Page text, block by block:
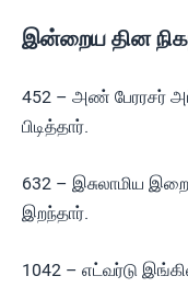
இன்றைய தின
452 – அண் பேரரசர்
பிடித்தார்.
632 – இசுலாமிய
இறந்தார்.
1042 – எட்வர்டு